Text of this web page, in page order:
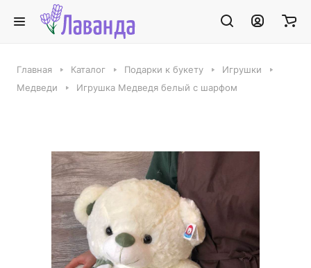
Главная Каталог Подарки к букету
Игрушки
Медведи
Игрушка Медведя белый с шарфом